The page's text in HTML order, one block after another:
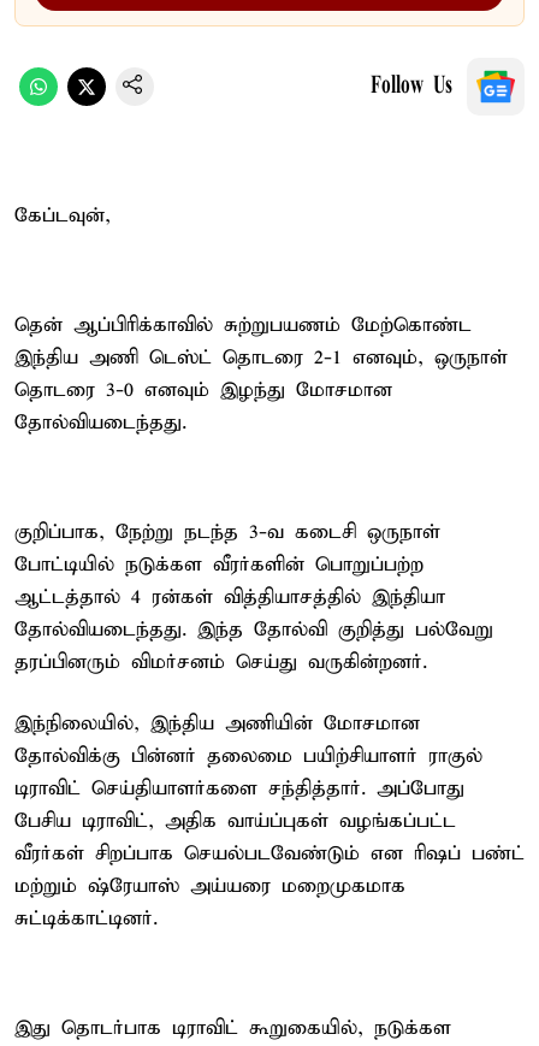
Follow Us
கேப்டவுன்,
தென் ஆப்பிரிக்காவில் சுற்றுபயணம் மேற்கொண்ட
இந்திய அணி டெஸ்ட் தொடரை 2-1 எனவும், ஒருநாள்
தொடரை 3-0 எனவும் இழந்து மோசமான
தோல்வியடைந்தது.
குறிப்பாக, நேற்று நடந்த 3-வ கடைசி ஒருநாள்
போட்டியில் நடுக்கள வீரர்களின் பொறுப்பற்ற
ஆட்டத்தால் 4 ரன்கள் வித்தியாசத்தில் இந்தியா
தோல்வியடைந்தது. இந்த தோல்வி குறித்து பல்வேறு
தரப்பினரும் விமர்சனம் செய்து வருகின்றனர்.
இந்நிலையில், இந்திய அணியின் மோசமான
தோல்விக்கு பின்னர் தலைமை பயிற்சியாளர் ராகுல்
டிராவிட் செய்தியாளர்களை சந்தித்தார். அப்போது
பேசிய டிராவிட், அதிக வாய்ப்புகள் வழங்கப்பட்ட
வீரர்கள் சிறப்பாக செயல்படவேண்டும் என ரிஷப் பண்ட்
மற்றும் ஷ்ரேயாஸ் அய்யரை மறைமுகமாக
சுட்டிக்காட்டினர்.
இது தொடர்பாக டிராவிட் கூறுகையில், நடுக்கள